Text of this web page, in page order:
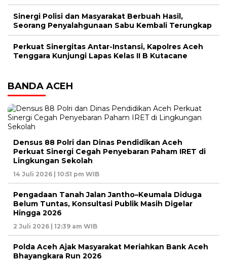
Sinergi Polisi dan Masyarakat Berbuah Hasil,
Seorang Penyalahgunaan Sabu Kembali Terungkap
Perkuat Sinergitas Antar-Instansi, Kapolres Aceh
Tenggara Kunjungi Lapas Kelas II B Kutacane
BANDA ACEH
Densus 88 Polri dan Dinas Pendidikan Aceh
Perkuat Sinergi Cegah Penyebaran Paham IRET di
Lingkungan Sekolah
14 Juli 2026 | 10:51 pm WIB
Pengadaan Tanah Jalan Jantho–Keumala Diduga
Belum Tuntas, Konsultasi Publik Masih Digelar
Hingga 2026
2 Juli 2026 | 12:39 am WIB
Polda Aceh Ajak Masyarakat Meriahkan Bank Aceh
Bhayangkara Run 2026